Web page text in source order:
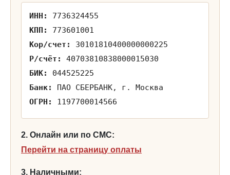
ИНН:
7736324455
КПП:
773601001
Кор/счет:
30101810400000000225
Р/счёт:
40703810838000015030
БИК:
044525225
Банк:
ПАО СБЕРБАНК, г. Москва
ОГРН:
1197700014566
2. Онлайн или по СМС:
Перейти на страницу оплаты
3. Наличными: